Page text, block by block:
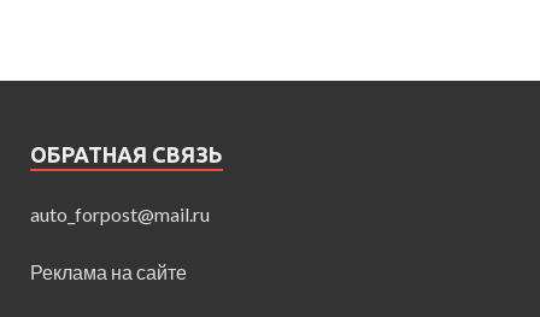
ОБРАТНАЯ СВЯЗЬ
auto_forpost@mail.ru
Реклама на сайте